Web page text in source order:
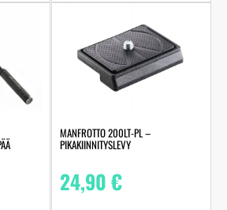
MANFROTTO 200LT-PL –
PIKAKIINNITYSLEVY
24,90€